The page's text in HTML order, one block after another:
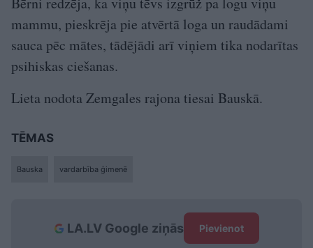
mammu, pieskrēja pie atvērtā loga un raudādami
sauca pēc mātes, tādējādi arī viņiem tika nodarītas
psihiskas ciešanas.
Lieta nodota Zemgales rajona tiesai Bauskā.
TĒMAS
Bauska vardarbība ģimenē
LA.LV Google ziņās Pievienot